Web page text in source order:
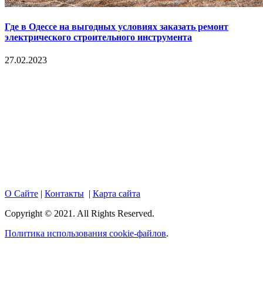
Где в Одессе на выгодных условиях заказать ремонт
электрического строительного инструмента
27.02.2023
О Сайте | Контакты | Карта сайта
Copyright © 2021. All Rights Reserved.
Политика использования cookie-файлов.